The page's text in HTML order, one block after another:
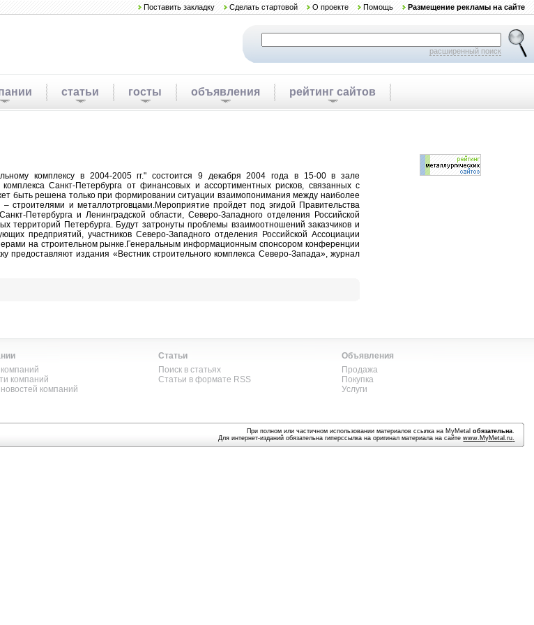
Поставить закладку Сделать стартовой О проекте Помощь Размещение рекламы на сайте
расширенный поиск
статьи госты объявления рейтинг сайтов
комплексу в 2004-2005 гг." состоится 9 декабря 2004 года в 15-00 в зале
Санкт-Петербурга от финансовых и ассортиментных рисков, связанных с
быть решена только при формировании ситуации взаимопонимания между наиболее
строителями и металлотрговцами.Мероприятие пройдет под эгидой Правительства
Петербурга и Ленинградской области, Северо-Западного отделения Российской
территорий Петербурга. Будут затронуты проблемы взаимоотношений заказчиков и
предприятий, участников Северо-Западного отделения Российской Ассоциации
на строительном рынке.Генеральным информационным спонсором конференции
издания «Вестник строительного комплекса Северо-Запада», журнал
компаний
компаний
Статьи
Поиск в статьях
Статьи в формате RSS
Объявления
Продажа
Покупка
Услуги
При полном или частичном использовании материалов ссылка на MyMetalобязательна.
Для интернет-изданий обязательна гиперссылка на оригинал материала на сайтеwww.MyMetal.ru.